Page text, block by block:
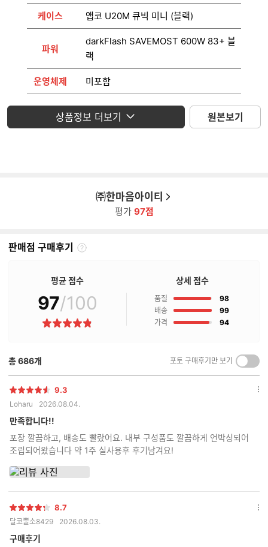
케이스 앱코 U20M 큐빅 미니 (블랙)
파워
darkFlash SAVEMOST 600W 83+ 블
랙
운영체제 미포함
모니터 미포함
상품정보 더보기 원본보기
㈜한마음아이티
평가 97점
판매점 구매후기
판
매
후
기
평균 점수
97/100
별
상세 점수
품질 98점
배송
99점
가격
94점
총686개 포토 구매후기만 보기
켜
기/
별
점
9.3
Loharu 2026.08.04.
만족합니다!!
포장 깔끔하고, 배송도 빨랐어요. 내부 구성품도 깔끔하게 언박싱되어
조립되어왔습니다 약 1주 실사용후 후기남겨요!
옵
별
점
8.7
달코뿔소8429 2026.08.03.
구매후기
옵